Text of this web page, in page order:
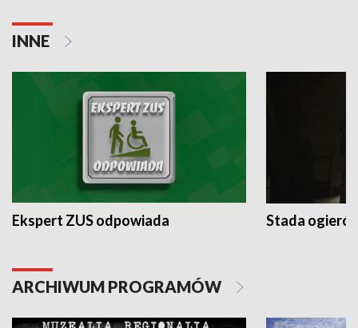
INNE
Ekspert ZUS odpowiada Stada
ARCHIWUM PROGRAMÓW